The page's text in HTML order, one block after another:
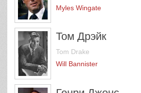
Myles Wingate
Том Дрэйк
Tom Drake
Will Bannister